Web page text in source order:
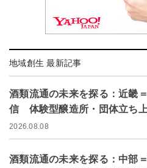
地域創生 最新記事
酒類流通の未来を探る：近畿
信 体験型醸造所・団体立ち
2026.08.08
酒類流通の未来を探る：中部